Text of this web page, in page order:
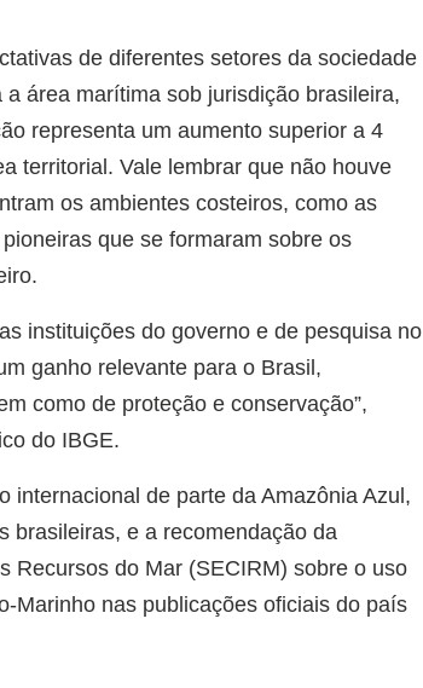
de diferentes setores da sociedade
área marítima sob jurisdição brasileira,
representa um aumento superior a 4
territorial. Vale lembrar que não houve
os ambientes costeiros, como as
que se formaram sobre os
instituições do governo e de pesquisa no
ganho relevante para o Brasil,
como de proteção e conservação”,
do IBGE.
internacional de parte da Amazônia Azul,
brasileiras, e a recomendação da
Recursos do Mar (SECIRM) sobre o uso
Marinho nas publicações oficiais do país